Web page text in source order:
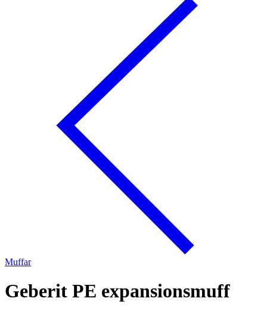
Muffar
Geberit PE expansionsmuff